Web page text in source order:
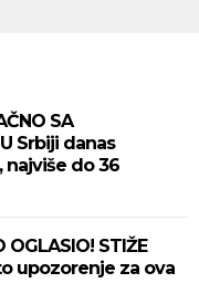
SA
Srbiji danas
najviše do 36
OGLASIO! STIŽE
upozorenje za ova